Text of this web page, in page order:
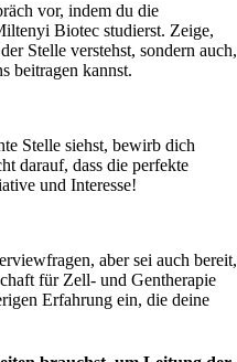
vor, indem du die
Biotec studierst. Zeige,
Stelle verstehst, sondern auch,
beitragen kannst.
Stelle siehst, bewirb dich
darauf, dass die perfekte
und Interesse!
aber sei auch bereit,
für Zell- und Gentherapie
Erfahrung ein, die deine